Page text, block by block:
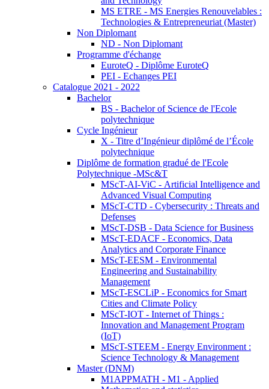
MS ETRE - MS Energies Renouvelables :
Technologies & Entrepreneuriat (Master)
Non Diplomant
ND - Non Diplomant
Programme d'échange
EuroteQ - Diplôme EuroteQ
PEI - Echanges PEI
Catalogue 2021 - 2022
Bachelor
BS - Bachelor of Science de l'Ecole
polytechnique
Cycle Ingénieur
X - Titre d’Ingénieur diplômé de l’École
polytechnique
Diplôme de formation gradué de l'Ecole
Polytechnique -MSc&T
MScT-AI-ViC - Artificial Intelligence and
Advanced Visual Computing
MScT-CTD - Cybersecurity : Threats and
Defenses
MScT-DSB - Data Science for Business
MScT-EDACF - Economics, Data
Analytics and Corporate Finance
MScT-EESM - Environmental
Engineering and Sustainability
Management
MScT-ESCLiP - Economics for Smart
Cities and Climate Policy
MScT-IOT - Internet of Things :
Innovation and Management Program
(IoT)
MScT-STEEM - Energy Environment :
Science Technology & Management
Master (DNM)
M1APPMATH - M1 - Applied